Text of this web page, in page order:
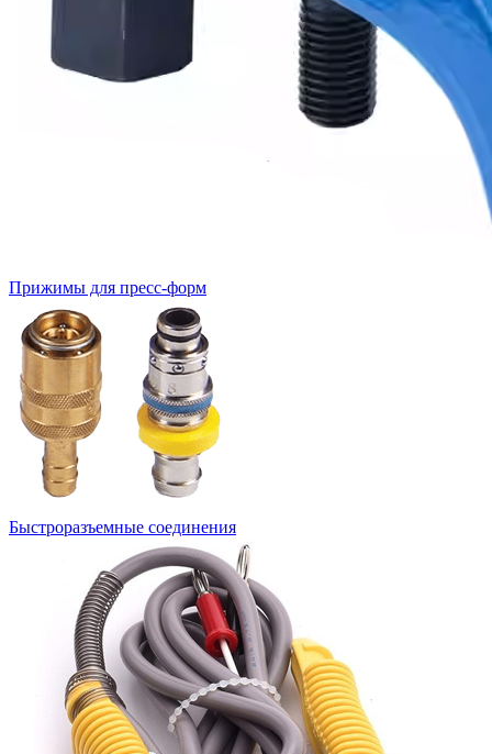
Прижимы для пресс-форм
Быстроразъемные соединения